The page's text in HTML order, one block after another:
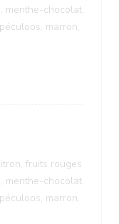
menthe-chocolat,
marron,
fruits rouges
menthe-chocolat,
marron,